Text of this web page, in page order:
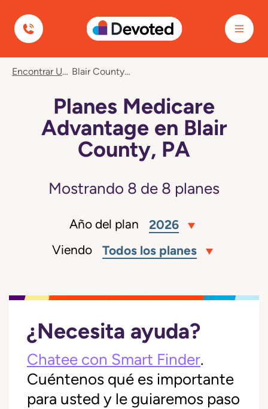
Devoted Health
Encontrar Un Plan Blair County, PA
Planes Medicare
Advantage en Blair
County, PA
Mostrando 8 de 8 planes
Año del plan 2026
Viendo Todos los planes
¿Necesita ayuda?
Chatee con Smart Finder.
Cuéntenos qué es importante
para usted y le guiaremos paso